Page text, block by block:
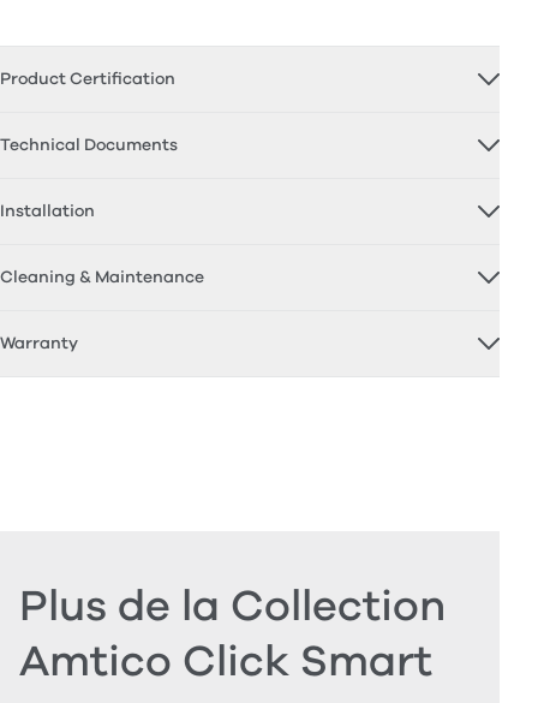
Product Certification
Technical Documents
Installation
Cleaning & Maintenance
Warranty
Plus de la Collection
Amtico Click Smart